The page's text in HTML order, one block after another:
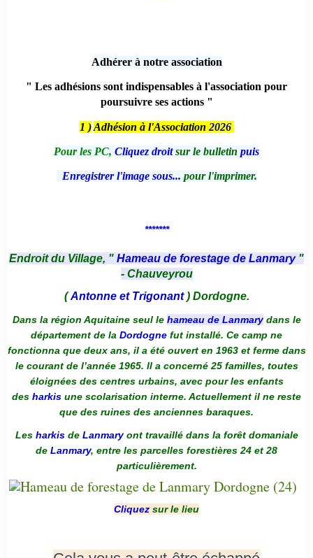
Adhérer à notre association
" Les adhésions sont indispensables à l'association pour
poursuivre ses actions "
1 ) Adhésion à l'Association 2026
Pour les PC, Cliquez droitsur le bulletin puis
Enregistrer l'image sous... pour l'imprimer.
*******
Endroit du Village, " Hameau de forestage de Lanmary "
- Chauveyrou
(Antonne et Trigonant) Dordogne.
Dans la région Aquitaine seul le hameau de Lanmarydans le
département de la Dordogne fut installé. Ce camp ne
fonctionna que deux ans, il a été ouvert en 1963 et ferme dans
le courant de l’année 1965. Il a concerné 25 familles, toutes
éloignées des centres urbains, avec pour les enfants
des harkis une scolarisation interne. Actuellement il ne reste
que des ruines des anciennes baraques.
Les harkis de Lanmaryont travaillé dans la forêt domaniale
de Lanmary, entre les parcelles forestières 24 et 28
particulièrement.
Cliquez sur le lieu